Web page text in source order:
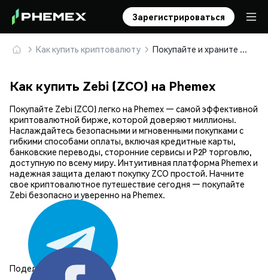
Зарегистрироваться
Как купить криптовалюту Покупайте и храните Zebi (ZCO) безопасно
Как купить Zebi (ZCO) на Phemex
Покупайте Zebi (ZCO) легко на Phemex — самой эффективной
криптовалютной бирже, которой доверяют миллионы.
Наслаждайтесь безопасными и мгновенными покупками с
гибкими способами оплаты, включая кредитные карты,
банковские переводы, сторонние сервисы и P2P торговлю,
доступную по всему миру. Интуитивная платформа Phemex и
надежная защита делают покупку ZCO простой. Начните
свое криптовалютное путешествие сегодня — покупайте
Zebi безопасно и уверенно на Phemex.
Поделиться: